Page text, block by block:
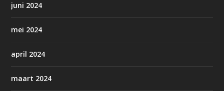
juni 2024
mei 2024
april 2024
maart 2024